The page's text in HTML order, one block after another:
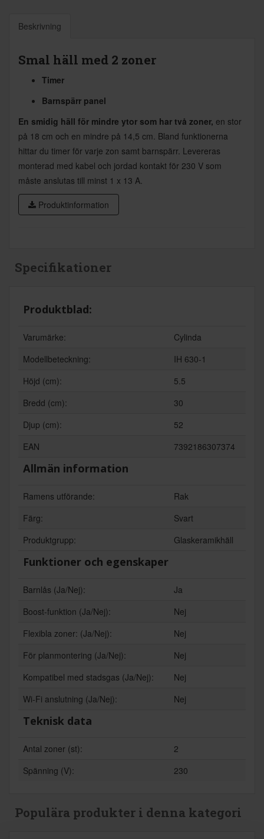
Beskrivning
Smal häll med 2 zoner
Timer
Barnspärr panel
En smidig häll för mindre ytor som har två zoner, en stor
på 18 cm och en mindre på 14,5 cm. Bland funktionerna
hittar du timer för varje zon samt barnspärr. Levereras
monterad med kabel och jordad kontakt för 230 V som
måste anslutas till minst 1 x 13 A.
Produktinformation
Specifikationer
Produktblad:
Varumärke:
Cylinda
Modellbeteckning:
IH 630-1
Höjd (cm):
5.5
Bredd (cm):
30
Djup (cm):
52
EAN
7392186307374
Allmän information
Ramens utförande:
Rak
Färg:
Svart
Produktgrupp:
Glaskeramikhäll
Funktioner och egenskaper
Barnlås (Ja/Nej):
Ja
Boost-funktion (Ja/Nej):
Nej
Flexibla zoner: (Ja/Nej):
Nej
För planmontering (Ja/Nej):
Nej
Kompatibel med stadsgas (Ja/Nej):
Nej
Wi-Fi anslutning (Ja/Nej):
Nej
Teknisk data
Antal zoner (st):
2
Spänning (V):
230
Populära produkter i denna kategori